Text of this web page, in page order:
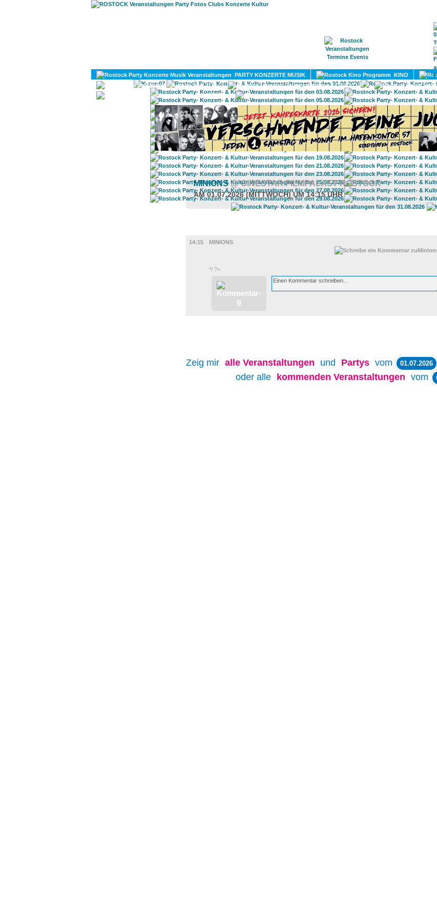
PARTY KONZERTE MUSIK KINO
KULTUR
LITERATUR
DIVERSES
UMLAND
MINIONS@ CINESTAR FILMPALAST ROSTOCK
AM 01.07.2026 (MITTWOCH) UM 14:15 UHR
14:15
MINIONS
*/ ?>
Zeig mir alle Veranstaltungen und Partys vom 01.07.2026
oder alle
kommenden Veranstaltungen vom